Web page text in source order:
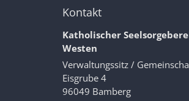
Kontakt
Katholischer
Westen
Verwaltungssitz /
Eisgrube 4
96049 Bamberg